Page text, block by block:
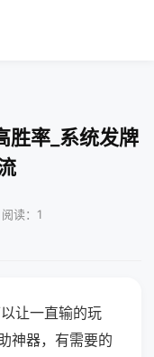
胜率_系统发牌
读：1
让一直输的玩
神器，有需要的